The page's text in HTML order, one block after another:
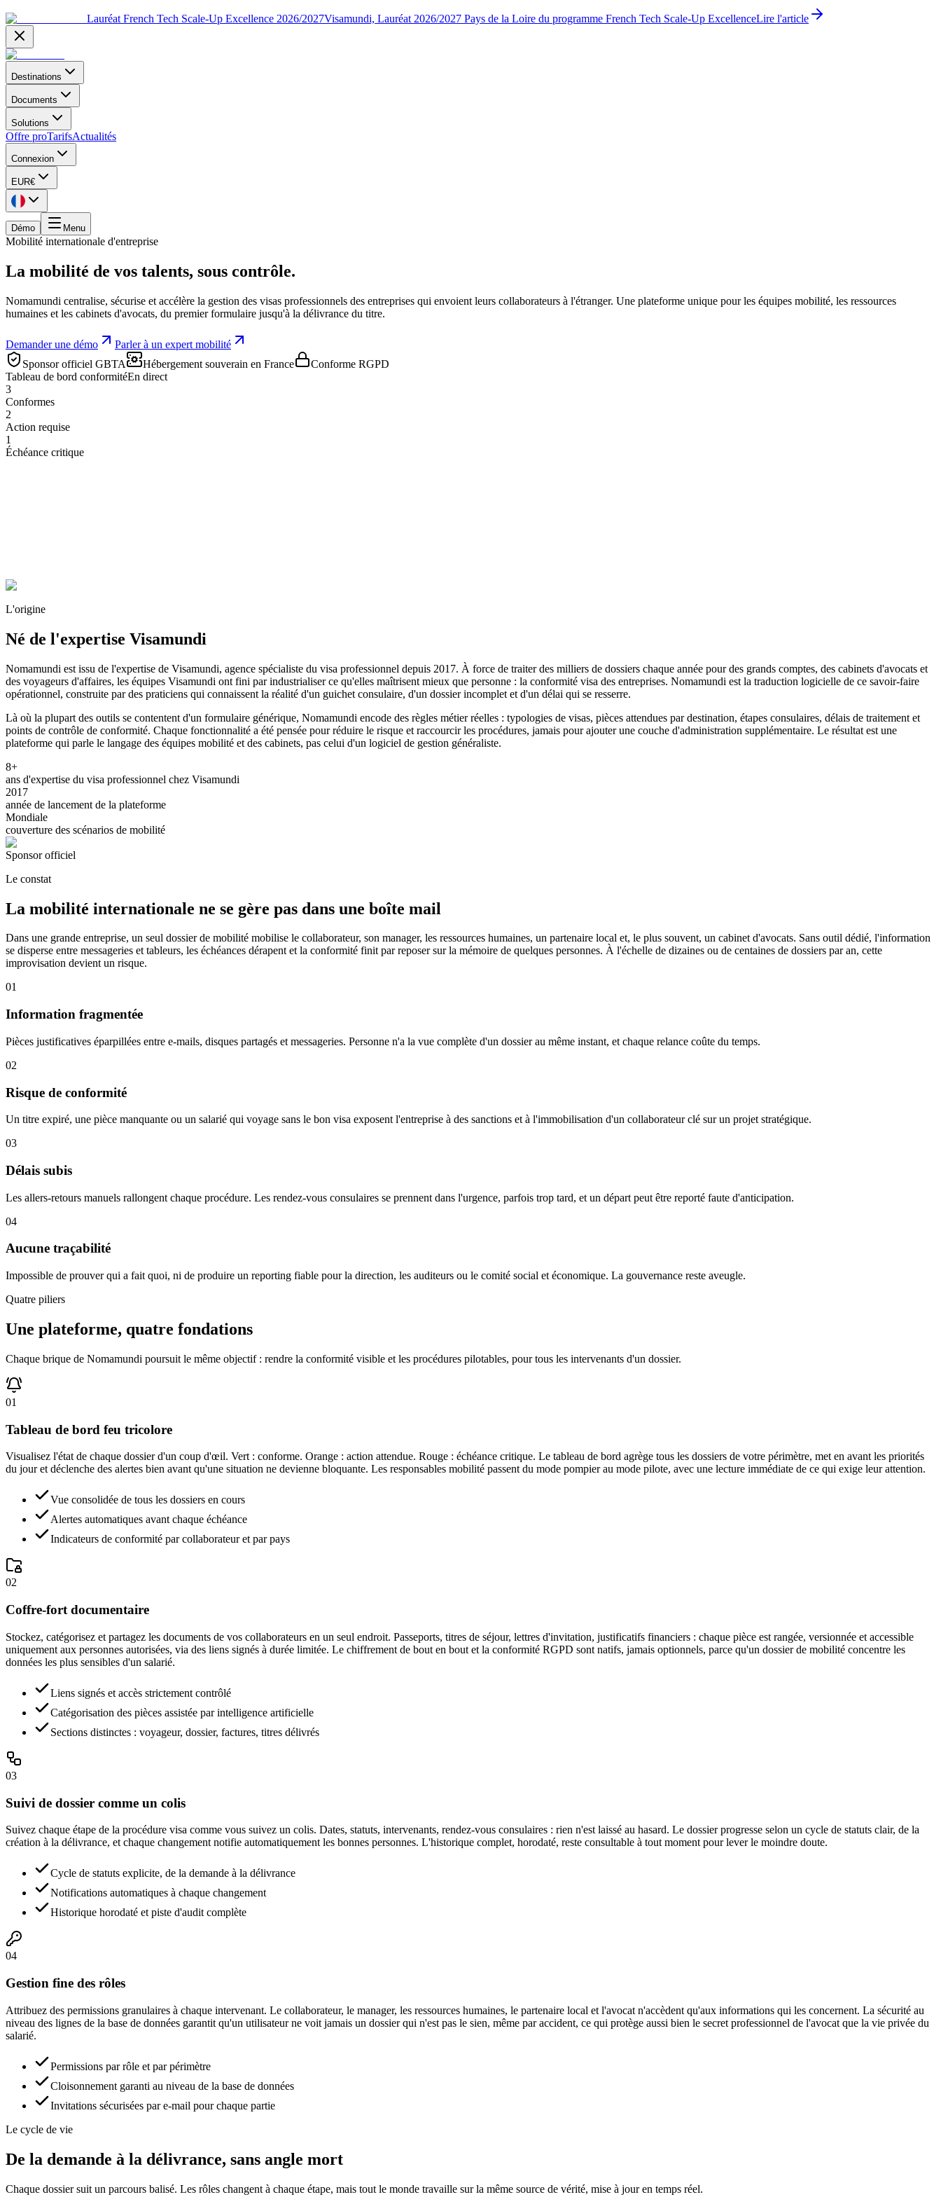
Lauréat French Tech Scale-Up Excellence 2026/2027Visamundi, Lauréat 2026/2027 Pays de la Loire du programme French Tech Scale-Up ExcellenceLire l'article
Destinations
Documents
Solutions
Offre proTarifsActualités
Connexion
EUR€
Démo Menu
Mobilité internationale d'entreprise
La mobilité de vos talents, sous contrôle.
Nomamundi centralise, sécurise et accélère la gestion des visas professionnels des entreprises qui envoient leurs collaborateurs à l'étranger. Une plateforme unique pour les équipes mobilité, les ressources
humaines et les cabinets d'avocats, du premier formulaire jusqu'à la délivrance du titre.
Demander une démo
Parler à un expert mobilité
Sponsor officiel GBTA
Hébergement souverain en France
Conforme RGPD
Tableau de bord conformitéEn direct
3
Conformes
2
Action requise
1
Échéance critique
L'origine
Né de l'expertise Visamundi
Nomamundi est issu de l'expertise de Visamundi, agence spécialiste du visa professionnel depuis 2017. À force de traiter des milliers de dossiers chaque année pour des grands comptes, des cabinets d'avocats et
des voyageurs d'affaires, les équipes Visamundi ont fini par industrialiser ce qu'elles maîtrisent mieux que personne : la conformité visa des entreprises. Nomamundi est la traduction logicielle de ce savoir-faire
opérationnel, construite par des praticiens qui connaissent la réalité d'un guichet consulaire, d'un dossier incomplet et d'un délai qui se resserre.
Là où la plupart des outils se contentent d'un formulaire générique, Nomamundi encode des règles métier réelles : typologies de visas, pièces attendues par destination, étapes consulaires, délais de traitement et
points de contrôle de conformité. Chaque fonctionnalité a été pensée pour réduire le risque et raccourcir les procédures, jamais pour ajouter une couche d'administration supplémentaire. Le résultat est une
plateforme qui parle le langage des équipes mobilité et des cabinets, pas celui d'un logiciel de gestion généraliste.
8+
ans d'expertise du visa professionnel chez Visamundi
2017
année de lancement de la plateforme
Mondiale
couverture des scénarios de mobilité
Sponsor officiel
Le constat
La mobilité internationale ne se gère pas dans une boîte mail
Dans une grande entreprise, un seul dossier de mobilité mobilise le collaborateur, son manager, les ressources humaines, un partenaire local et, le plus souvent, un cabinet d'avocats. Sans outil dédié, l'information
se disperse entre messageries et tableurs, les échéances dérapent et la conformité finit par reposer sur la mémoire de quelques personnes. À l'échelle de dizaines ou de centaines de dossiers par an, cette
improvisation devient un risque.
01
Information fragmentée
Pièces justificatives éparpillées entre e-mails, disques partagés et messageries. Personne n'a la vue complète d'un dossier au même instant, et chaque relance coûte du temps.
02
Risque de conformité
Un titre expiré, une pièce manquante ou un salarié qui voyage sans le bon visa exposent l'entreprise à des sanctions et à l'immobilisation d'un collaborateur clé sur un projet stratégique.
03
Délais subis
Les allers-retours manuels rallongent chaque procédure. Les rendez-vous consulaires se prennent dans l'urgence, parfois trop tard, et un départ peut être reporté faute d'anticipation.
04
Aucune traçabilité
Impossible de prouver qui a fait quoi, ni de produire un reporting fiable pour la direction, les auditeurs ou le comité social et économique. La gouvernance reste aveugle.
Quatre piliers
Une plateforme, quatre fondations
Chaque brique de Nomamundi poursuit le même objectif : rendre la conformité visible et les procédures pilotables, pour tous les intervenants d'un dossier.
01
Tableau de bord feu tricolore
Visualisez l'état de chaque dossier d'un coup d'œil. Vert : conforme. Orange : action attendue. Rouge : échéance critique. Le tableau de bord agrège tous les dossiers de votre périmètre, met en avant les priorités
du jour et déclenche des alertes bien avant qu'une situation ne devienne bloquante. Les responsables mobilité passent du mode pompier au mode pilote, avec une lecture immédiate de ce qui exige leur attention.
Vue consolidée de tous les dossiers en cours
Alertes automatiques avant chaque échéance
Indicateurs de conformité par collaborateur et par pays
02
Coffre-fort documentaire
Stockez, catégorisez et partagez les documents de vos collaborateurs en un seul endroit. Passeports, titres de séjour, lettres d'invitation, justificatifs financiers : chaque pièce est rangée, versionnée et accessible
uniquement aux personnes autorisées, via des liens signés à durée limitée. Le chiffrement de bout en bout et la conformité RGPD sont natifs, jamais optionnels, parce qu'un dossier de mobilité concentre les
données les plus sensibles d'un salarié.
Liens signés et accès strictement contrôlé
Catégorisation des pièces assistée par intelligence artificielle
Sections distinctes : voyageur, dossier, factures, titres délivrés
03
Suivi de dossier comme un colis
Suivez chaque étape de la procédure visa comme vous suivez un colis. Dates, statuts, intervenants, rendez-vous consulaires : rien n'est laissé au hasard. Le dossier progresse selon un cycle de statuts clair, de la
création à la délivrance, et chaque changement notifie automatiquement les bonnes personnes. L'historique complet, horodaté, reste consultable à tout moment pour lever le moindre doute.
Cycle de statuts explicite, de la demande à la délivrance
Notifications automatiques à chaque changement
Historique horodaté et piste d'audit complète
04
Gestion fine des rôles
Attribuez des permissions granulaires à chaque intervenant. Le collaborateur, le manager, les ressources humaines, le partenaire local et l'avocat n'accèdent qu'aux informations qui les concernent. La sécurité au
niveau des lignes de la base de données garantit qu'un utilisateur ne voit jamais un dossier qui n'est pas le sien, même par accident, ce qui protège aussi bien le secret professionnel de l'avocat que la vie privée du
salarié.
Permissions par rôle et par périmètre
Cloisonnement garanti au niveau de la base de données
Invitations sécurisées par e-mail pour chaque partie
Le cycle de vie
De la demande à la délivrance, sans angle mort
Chaque dossier suit un parcours balisé. Les rôles changent à chaque étape, mais tout le monde travaille sur la même source de vérité, mise à jour en temps réel.